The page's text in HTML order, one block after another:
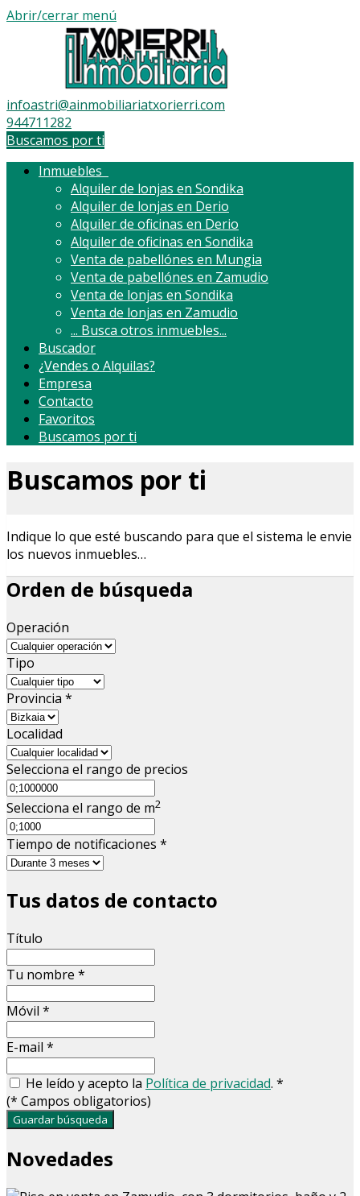
Abrir/cerrar menú
infoastri@ainmobiliariatxorierri.com
944711282
Buscamos por ti
Inmuebles
Alquiler de lonjas en Sondika
Alquiler de lonjas en Derio
Alquiler de oficinas en Derio
Alquiler de oficinas en Sondika
Venta de pabellónes en Mungia
Venta de pabellónes en Zamudio
Venta de lonjas en Sondika
Venta de lonjas en Zamudio
... Busca otros inmuebles...
Buscador
¿Vendes o Alquilas?
Empresa
Contacto
Favoritos
Buscamos por ti
Buscamos por ti
Indique lo que esté buscando para que el sistema le envie
los nuevos inmuebles…
Orden de búsqueda
Operación
Tipo
Provincia *
Localidad
Selecciona el rango de precios
Selecciona el rango de m2
Tiempo de notificaciones *
Tus datos de contacto
Título
Tu nombre *
Móvil *
E-mail *
He leído y acepto la Política de privacidad. *
(* Campos obligatorios)
Guardar búsqueda
Novedades